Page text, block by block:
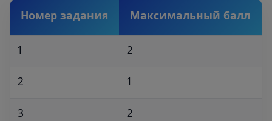
Номер задания Максимальный балл
1 2
2 1
3 2